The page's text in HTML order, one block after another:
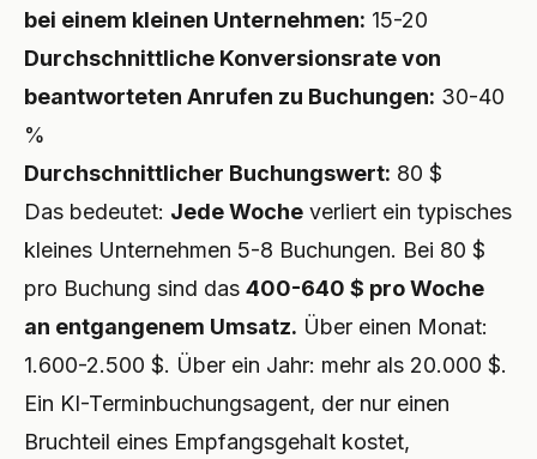
bei einem kleinen Unternehmen: 15-20
Durchschnittliche Konversionsrate von
beantworteten Anrufen zu Buchungen: 30-40
%
Durchschnittlicher Buchungswert: 80 $
Das bedeutet: Jede Woche verliert ein typisches
kleines Unternehmen 5-8 Buchungen. Bei 80 $
pro Buchung sind das 400-640 $ pro Woche
an entgangenem Umsatz. Über einen Monat:
1.600-2.500 $. Über ein Jahr: mehr als 20.000 $.
Ein KI-Terminbuchungsagent, der nur einen
Bruchteil eines Empfangsgehalt kostet,